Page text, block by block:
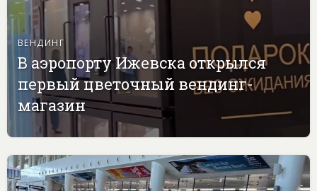
ВЕНДИНГ
В аэропорту Ижевска открылся
первый цветочный вендинг-
магазин